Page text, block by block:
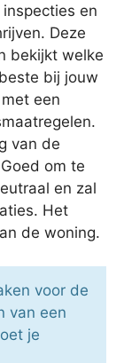
en
Deze
bekijkt welke
bij jouw
een
van de
om te
en zal
Het
de woning.
voor de
van een
je